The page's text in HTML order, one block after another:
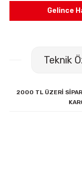
Gelince
Teknik
2000 TL ÜZERİ